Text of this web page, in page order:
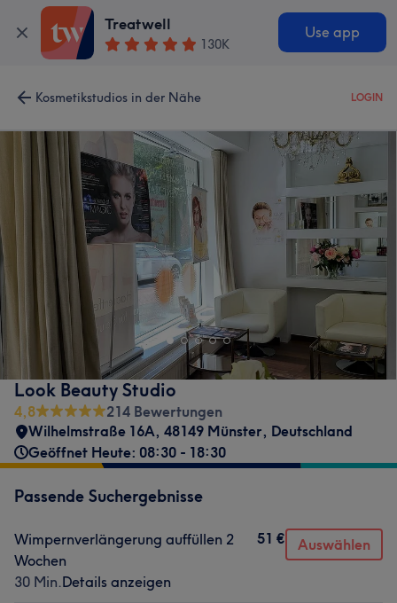
Treatwell
130K
Use app
Kosmetikstudios in der Nähe LOGIN
Look Beauty Studio
4,8
214 Bewertungen
Wilhelmstraße 16A, 48149 Münster, Deutschland
Geöffnet Heute: 08:30 - 18:30
Passende Suchergebnisse
Wimpernverlängerung auffüllen 2
Wochen
30 Min.Details anzeigen
51 € Auswählen